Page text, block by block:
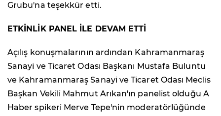
Grubu'na teşekkür etti.
ETKİNLİK PANEL İLE DEVAM ETTİ
Açılış konuşmalarının ardından Kahramanmaraş
Sanayi ve Ticaret Odası Başkanı Mustafa Buluntu
ve Kahramanmaraş Sanayi ve Ticaret Odası Meclis
Başkan Vekili Mahmut Arıkan'ın panelist olduğu A
Haber spikeri Merve Tepe'nin moderatörlüğünde